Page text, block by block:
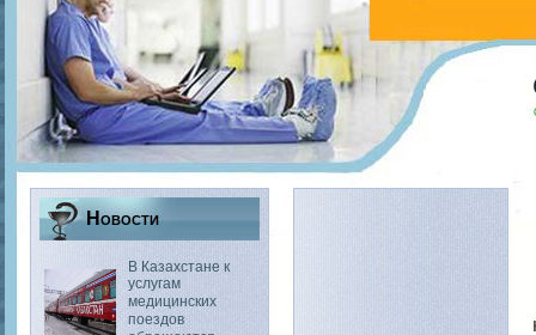
Новости
В Казахстане к
услугам
медицинских
поездов